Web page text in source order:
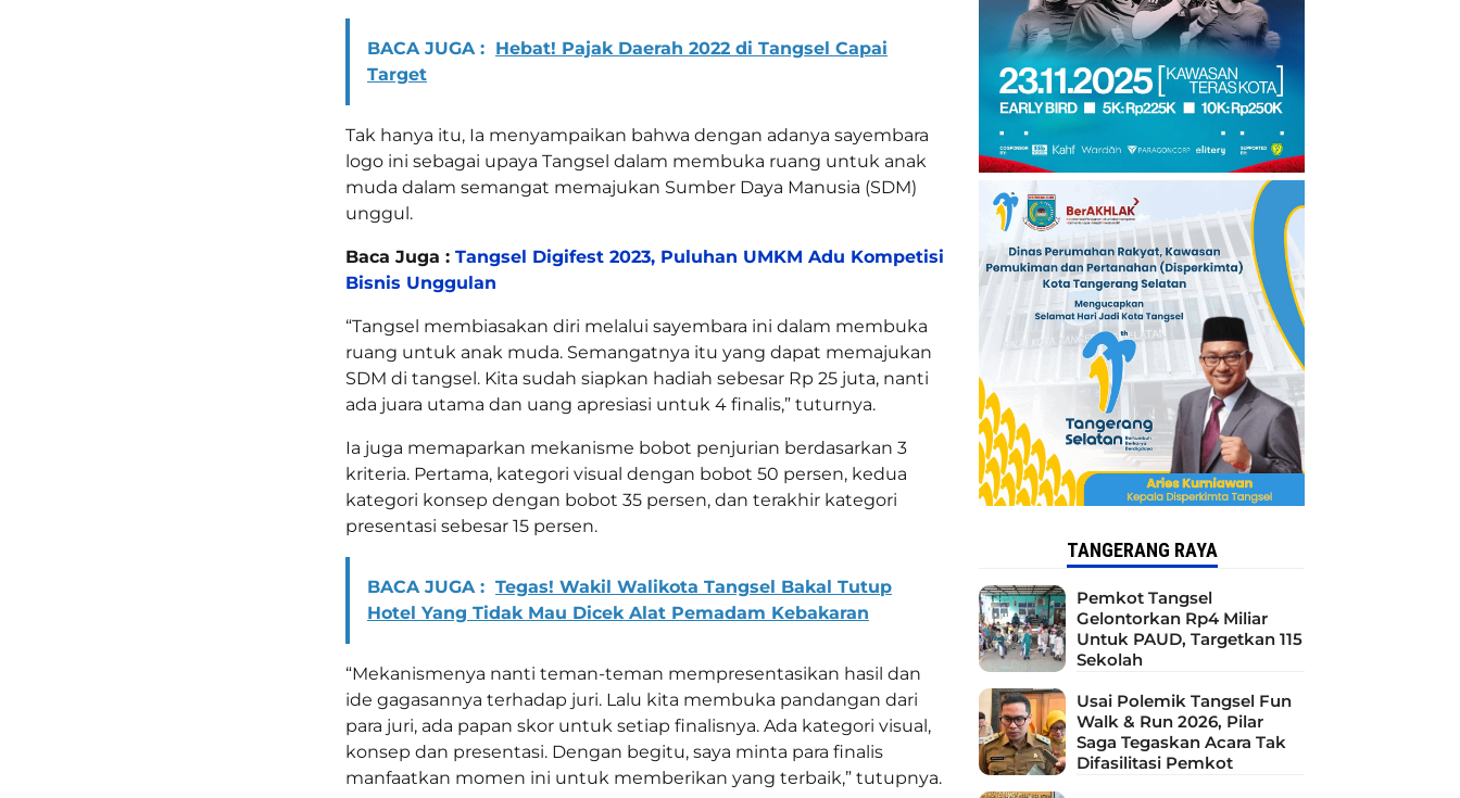
BACA JUGA : Hebat! Pajak Daerah 2022 di Tangsel Capai
Target
Tak hanya itu, Ia menyampaikan bahwa dengan adanya sayembara
logo ini sebagai upaya Tangsel dalam membuka ruang untuk anak
muda dalam semangat memajukan Sumber Daya Manusia (SDM)
unggul.
Baca Juga : Tangsel Digifest 2023, Puluhan UMKM Adu Kompetisi
Bisnis Unggulan
“Tangsel membiasakan diri melalui sayembara ini dalam membuka
ruang untuk anak muda. Semangatnya itu yang dapat memajukan
SDM di tangsel. Kita sudah siapkan hadiah sebesar Rp 25 juta, nanti
ada juara utama dan uang apresiasi untuk 4 finalis,” tuturnya.
Ia juga memaparkan mekanisme bobot penjurian berdasarkan 3
kriteria. Pertama, kategori visual dengan bobot 50 persen, kedua
kategori konsep dengan bobot 35 persen, dan terakhir kategori
presentasi sebesar 15 persen.
BACA JUGA : Tegas! Wakil Walikota Tangsel Bakal Tutup
Hotel Yang Tidak Mau Dicek Alat Pemadam Kebakaran
“Mekanismenya nanti teman-teman mempresentasikan hasil dan
ide gagasannya terhadap juri. Lalu kita membuka pandangan dari
para juri, ada papan skor untuk setiap finalisnya. Ada kategori visual,
konsep dan presentasi. Dengan begitu, saya minta para finalis
manfaatkan momen ini untuk memberikan yang terbaik,” tutupnya.
TANGERANG RAYA
Pemkot Tangsel
Gelontorkan Rp4 Miliar
Untuk PAUD, Targetkan 115
Sekolah
Usai Polemik Tangsel Fun
Walk & Run 2026, Pilar
Saga Tegaskan Acara Tak
Difasilitasi Pemkot